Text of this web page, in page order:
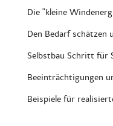
Die "kleine
Den Bedarf schätzen
Selbstbau Schritt für
Beeinträchtigungen
Beispiele für